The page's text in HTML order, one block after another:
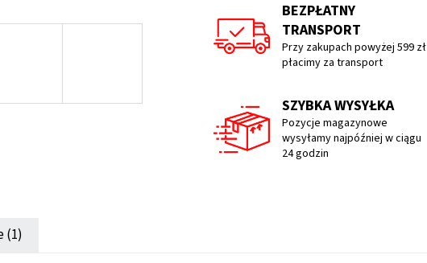
BEZPŁATNY
TRANSPORT
Przy zakupach powyżej 599 zł
płacimy za transport
SZYBKA WYSYŁKA
Pozycje magazynowe
wysyłamy najpóźniej w ciągu
24 godzin
(1)